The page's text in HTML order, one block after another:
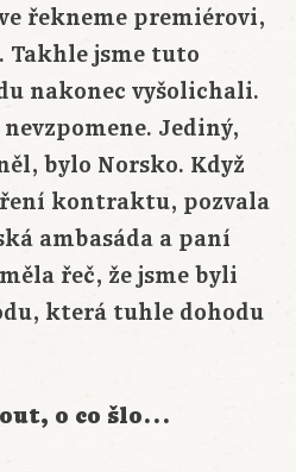
řekneme premiérovi,
Takhle jsme tuto
nakonec vyšolichali.
Jediný,
bylo Norsko. Když
kontraktu, pozvala
ambasáda a paní
řeč, že jsme byli
která tuhle dohodu
o co šlo…